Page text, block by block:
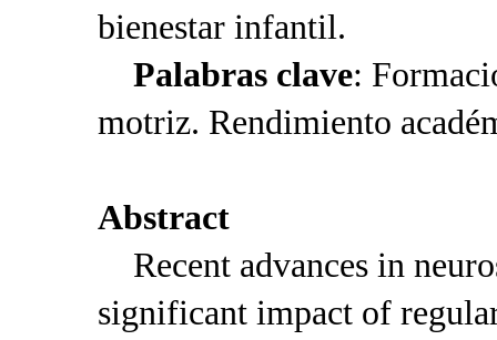
bienestar infantil.
Palabras clave:
motriz. Rendimiento
Abstract
Recent advances in
significant impact of